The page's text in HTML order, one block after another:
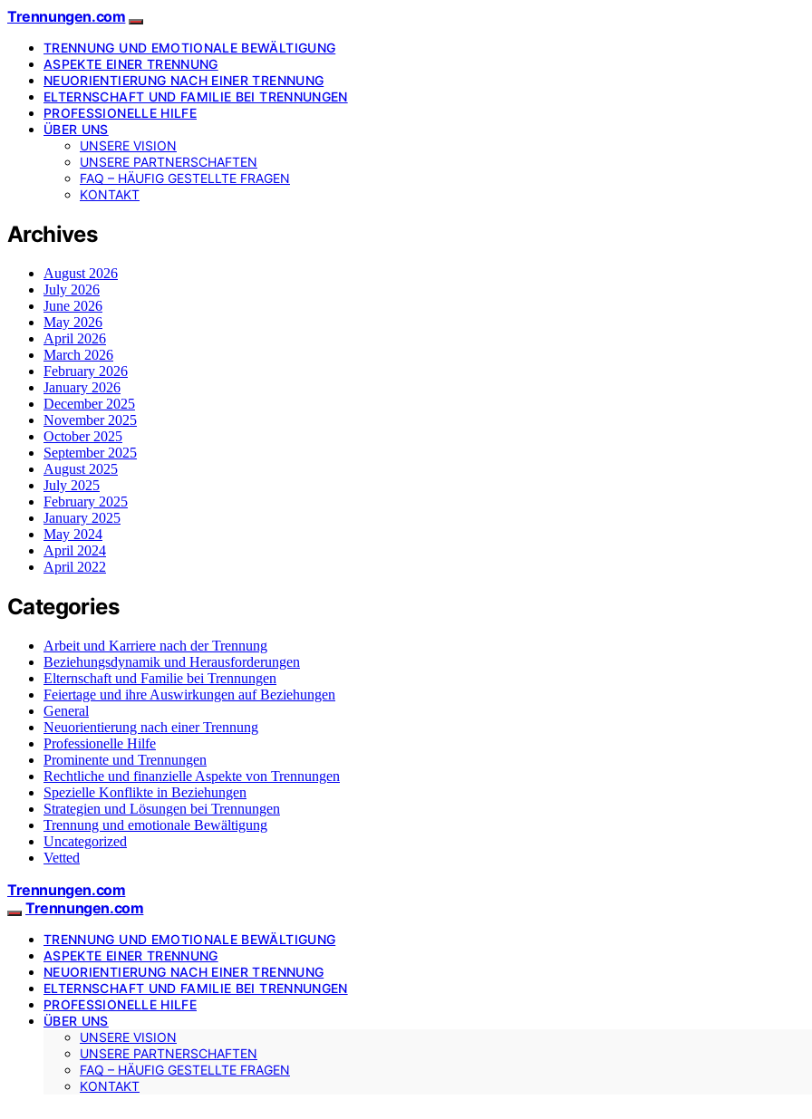
Trennungen.com
TRENNUNG UND EMOTIONALE BEWÄLTIGUNG
ASPEKTE EINER TRENNUNG
NEUORIENTIERUNG NACH EINER TRENNUNG
ELTERNSCHAFT UND FAMILIE BEI TRENNUNGEN
PROFESSIONELLE HILFE
ÜBER UNS
UNSERE VISION
UNSERE PARTNERSCHAFTEN
FAQ – HÄUFIG GESTELLTE FRAGEN
KONTAKT
Archives
August 2026
July 2026
June 2026
May 2026
April 2026
March 2026
February 2026
January 2026
December 2025
November 2025
October 2025
September 2025
August 2025
July 2025
February 2025
January 2025
May 2024
April 2024
April 2022
Categories
Arbeit und Karriere nach der Trennung
Beziehungsdynamik und Herausforderungen
Elternschaft und Familie bei Trennungen
Feiertage und ihre Auswirkungen auf Beziehungen
General
Neuorientierung nach einer Trennung
Professionelle Hilfe
Prominente und Trennungen
Rechtliche und finanzielle Aspekte von Trennungen
Spezielle Konflikte in Beziehungen
Strategien und Lösungen bei Trennungen
Trennung und emotionale Bewältigung
Uncategorized
Vetted
Trennungen.com
Trennungen.com
TRENNUNG UND EMOTIONALE BEWÄLTIGUNG
ASPEKTE EINER TRENNUNG
NEUORIENTIERUNG NACH EINER TRENNUNG
ELTERNSCHAFT UND FAMILIE BEI TRENNUNGEN
PROFESSIONELLE HILFE
ÜBER UNS
UNSERE VISION
UNSERE PARTNERSCHAFTEN
FAQ – HÄUFIG GESTELLTE FRAGEN
KONTAKT